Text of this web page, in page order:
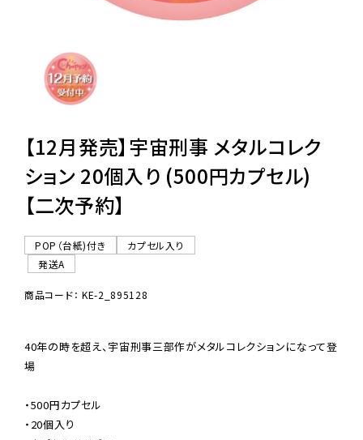
販促用カプセルトイ
ご利用ガイド
06-6282-7659
【12月発売】宇宙刑事 メタルコレク
ション 20個入り (500円カプセル)
【二次予約】
POP（台紙)付き
カプセル入り
発送A
商品コード： KE-2_895128
40年の時を超え、宇宙刑事三部作がメタルコレクションになって登
場
・500円カプセル
・20個入り